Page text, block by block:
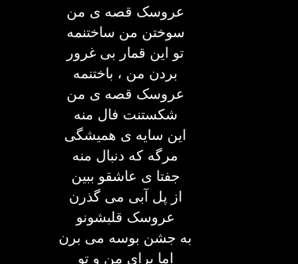
عروسک قصه ی من
سوختن من ساختنمه
تو این قمار بی غرور
بردن من ، باختنمه
عروسک قصه ی من
شکستنت فال منه
این سایه ی همیشگی
مرگه که دنبال منه
جفتا ی عاشقو ببین
از پل آبی می گذرن
عروسک قلبشونو
به جشن بوسه می برن
اما برای من و تو